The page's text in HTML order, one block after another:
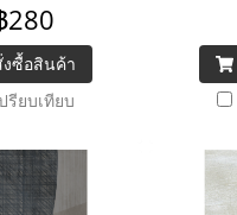
280
งซื้อสินค้า
รียบเทียบ